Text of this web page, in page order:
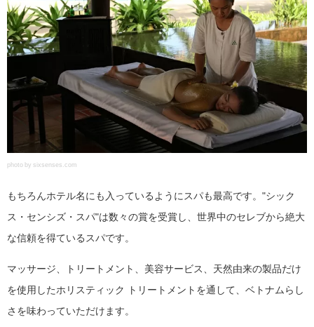
photo by sixsenses.com
もちろんホテル名にも入っているようにスパも最高です。"シック
ス・センシズ・スパ"は数々の賞を受賞し、世界中のセレブから絶大
な信頼を得ているスパです。
マッサージ、トリートメント、美容サービス、天然由来の製品だけ
を使用したホリスティック トリートメントを通して、ベトナムらし
さを味わっていただけます。